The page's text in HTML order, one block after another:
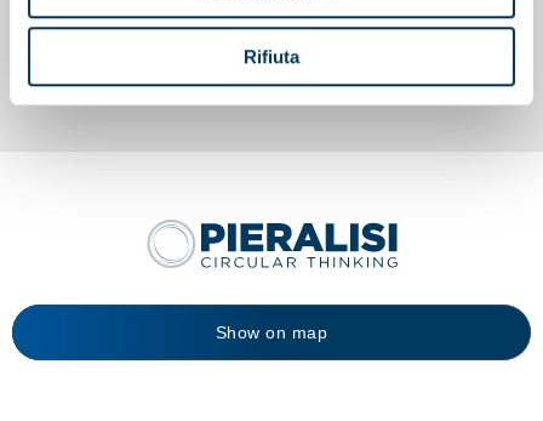
Rifiuta
EN
Show on map